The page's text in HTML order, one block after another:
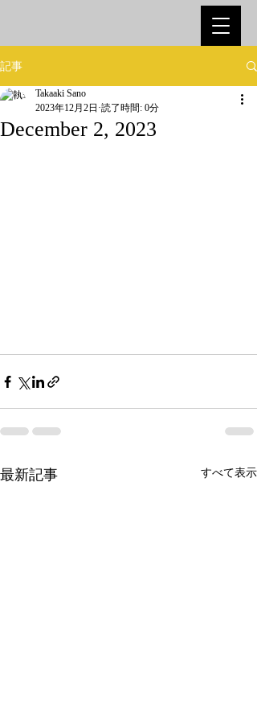
記事
December 2, 2023
Takaaki Sano
2023年12月2日 読了時間: 0分
最新記事 すべて表示